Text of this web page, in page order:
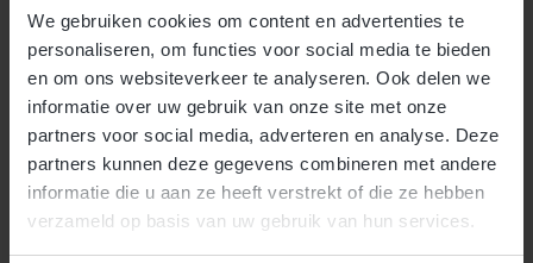
We gebruiken cookies om content en advertenties te
personaliseren, om functies voor social media te bieden
en om ons websiteverkeer te analyseren. Ook delen we
informatie over uw gebruik van onze site met onze
partners voor social media, adverteren en analyse. Deze
partners kunnen deze gegevens combineren met andere
informatie die u aan ze heeft verstrekt of die ze hebben
verzameld op basis van uw gebruik van hun services.
Voor bedrijven bieden wij onze nieuwe en zeer effectieve
uurs Incompany trainingaan.
Als particulier kunt u uw hoogwerker certificaat halen
opmeerdere locatiesdoor heel het land.